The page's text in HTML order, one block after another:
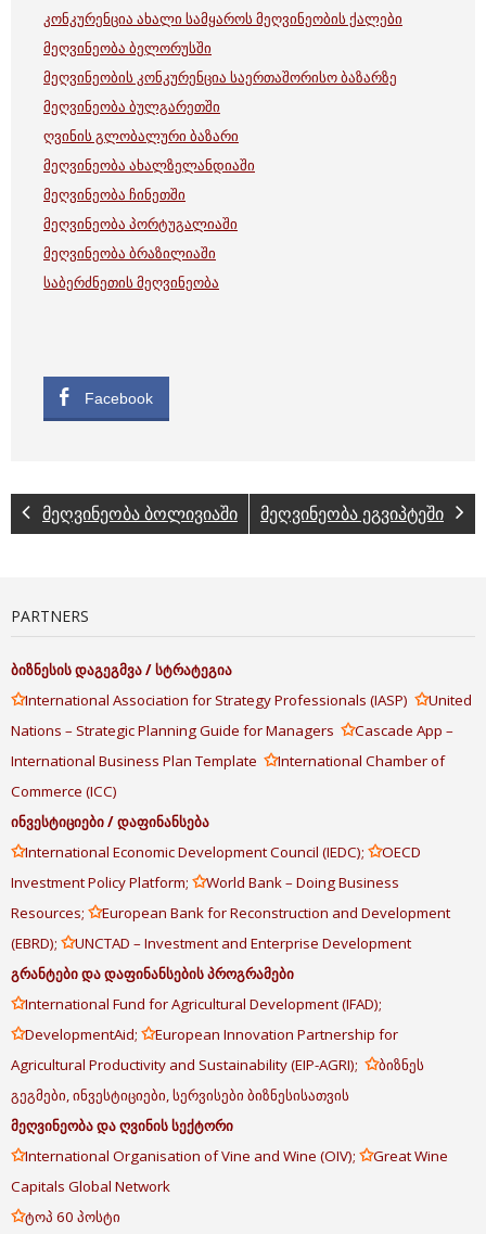
კონკურენცია ახალი სამყაროს მეღვინეობის ქალები
მეღვინეობა ბელორუსში
მეღვინეობის კონკურენცია საერთაშორისო ბაზარზე
მეღვინეობა ბულგარეთში
ღვინის გლობალური ბაზარი
მეღვინეობა ახალზელანდიაში
მეღვინეობა ჩინეთში
მეღვინეობა პორტუგალიაში
მეღვინეობა ბრაზილიაში
საბერძნეთის მეღვინეობა
Facebook
მეღვინეობა ბოლივიაში მეღვინეობა ეგვიპტეში
PARTNERS
ბიზნესისდაგეგმვა/სტრატეგია
✩International Association for Strategy Professionals (IASP) ✩United
Nations – Strategic Planning Guide for Managers ✩Cascade App –
International Business Plan Template ✩International Chamber of
Commerce (ICC)
ინვესტიციები/დაფინანსება
✩International Economic Development Council (IEDC); ✩OECD
Investment Policy Platform; ✩World Bank – Doing Business
Resources; ✩European Bank for Reconstruction and Development
(EBRD); ✩UNCTAD – Investment and Enterprise Development
გრანტებიდადაფინანსებისპროგრამები
✩International Fund for Agricultural Development (IFAD);
✩DevelopmentAid; ✩European Innovation Partnership for
Agricultural Productivity and Sustainability (EIP-AGRI); ✩ბიზნეს
გეგმები, ინვესტიციები, სერვისები ბიზნესისათვის
მეღვინეობადაღვინისსექტორი
✩International Organisation of Vine and Wine (OIV); ✩Great Wine
Capitals Global Network
✩ტოპ 60 პოსტი